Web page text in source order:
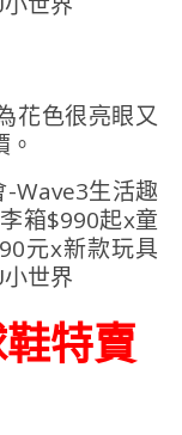
花色很亮眼又
特賣